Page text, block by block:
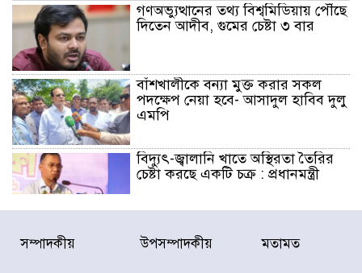
গণঅভ্যুত্থানের তথ্য বিশ্বমিডিয়ায় পৌঁছে
দিতেন আদীব, গুমের চেষ্টা ৩ বার
বাঁশখালীকে বন্যা মুক্ত করার সকল
পদক্ষেপ নেয়া হবে- আসাদুল হাবিব দুলু
এমপি
বিদ্যুৎ-জ্বালানি খাতে অস্থিরতা তৈরির
চেষ্টা করছে একটি চক্র : প্রধানমন্ত্রী
টাইফুন ‘ডলফিনের’ আঘাতে জাপানে
৫ আহত, চীনে বন্দর বন্ধ
সম্পাদকীয় উপসম্পাদকীয় মতামত